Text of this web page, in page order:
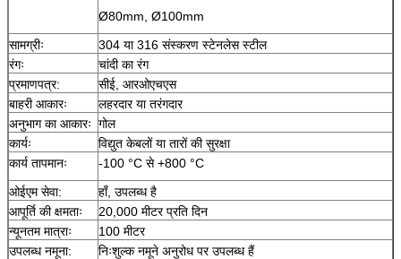
Ø80mm, Ø100mm
सामग्रीः
304 या 316 संस्करण स्टेनलेस स्टील
रंगः
चांदी का रंग
प्रमाणपत्र:
सीई, आरओएचएस
बाहरी आकारः
लहरदार या तरंगदार
अनुभाग का आकारः गोल
कार्यः
विद्युत केबलों या तारों की सुरक्षा
कार्य तापमानः
-100 °C से +800 °C
ओईएम सेवा:
हाँ, उपलब्ध है
आपूर्ति की क्षमताः
20,000 मीटर प्रति दिन
न्यूनतम मात्राः
100 मीटर
उपलब्ध नमूना:
निःशुल्क नमूने अनुरोध पर उपलब्ध हैं